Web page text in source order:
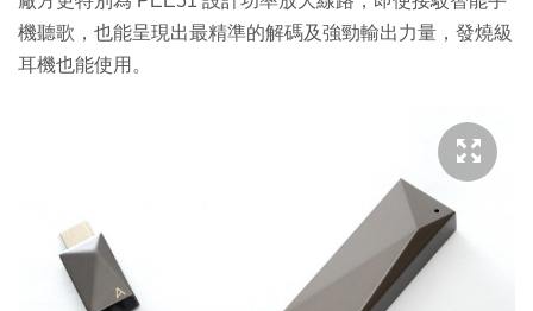
機聽歌，也能呈現出最精準的解碼及強勁輸出力量，發燒級
耳機也能使用。